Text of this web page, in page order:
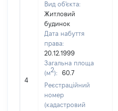
4
Вид об'єкта:
Житловий
будинок
Дата набуття
права:
20.12.1999
Загальна площа
(м2):
60.7
Реєстраційний
номер
(кадастровий